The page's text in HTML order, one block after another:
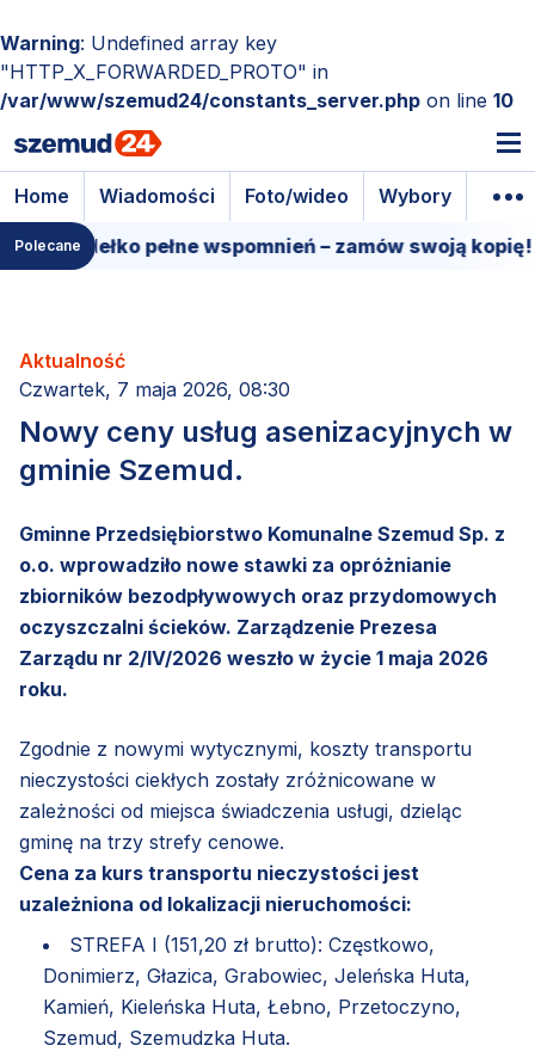
Warning: Undefined array key
"HTTP_X_FORWARDED_PROTO" in
/var/www/szemud24/constants_server.php on line 10
Home Wiadomości Foto/wideo Wybory
Polecane
pudełko pełne wspomnień – zamów swoją kopię!
Aktualność
Czwartek, 7 maja 2026, 08:30
Nowy ceny usług asenizacyjnych w
gminie Szemud.
Gminne Przedsiębiorstwo Komunalne Szemud Sp. z
o.o. wprowadziło nowe stawki za opróżnianie
zbiorników bezodpływowych oraz przydomowych
oczyszczalni ścieków. Zarządzenie Prezesa
Zarządu nr 2/IV/2026 weszło w życie 1 maja 2026
roku.
Zgodnie z nowymi wytycznymi, koszty transportu
nieczystości ciekłych zostały zróżnicowane w
zależności od miejsca świadczenia usługi, dzieląc
gminę na trzy strefy cenowe.
Cena za kurs transportu nieczystości jest
uzależniona od lokalizacji nieruchomości:
STREFA I (151,20 zł brutto): Częstkowo,
Donimierz, Głazica, Grabowiec, Jeleńska Huta,
Kamień, Kieleńska Huta, Łebno, Przetoczyno,
Szemud, Szemudzka Huta.